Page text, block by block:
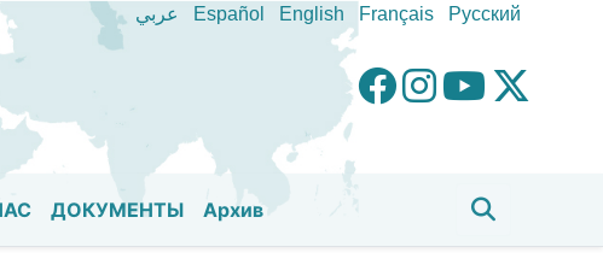
عربي Español English Français Pусский
ДОКУМЕНТЫ Aрхив